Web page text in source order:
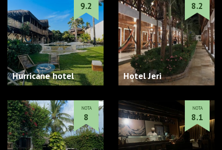
Hurricane hotel
9.2
Hotel Jeri
8.2
NOTA
8
NOTA
8.1